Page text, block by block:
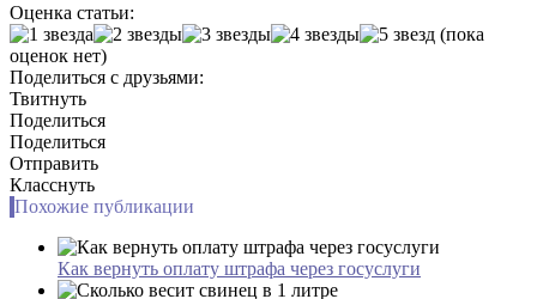
Оценка статьи:
(пока
оценок нет)
Поделиться с друзьями:
Твитнуть
Поделиться
Поделиться
Отправить
Класснуть
Похожие публикации
Как вернуть оплату штрафа через госуслуги